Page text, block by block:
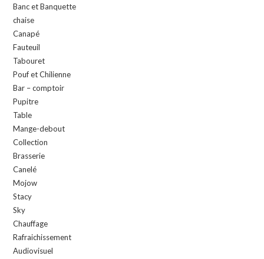
Banc et Banquette
chaise
Canapé
Fauteuil
Tabouret
Pouf et Chilienne
Bar – comptoir
Pupitre
Table
Mange-debout
Collection
Brasserie
Canelé
Mojow
Stacy
Sky
Chauffage
Rafraichissement
Audiovisuel